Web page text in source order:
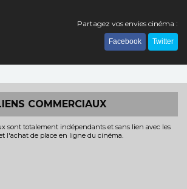
Partagez vos envies cinéma :
Facebook Twitter
COMMERCIAUX
sont totalement indépendants et sans lien avec les
l'achat de place en ligne du cinéma.